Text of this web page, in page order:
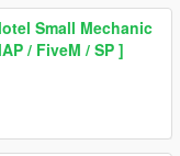
Small Mechanic
/ FiveM / SP ]